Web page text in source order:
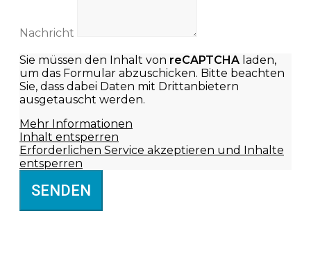
Nachricht
Sie müssen den Inhalt von reCAPTCHA laden,
um das Formular abzuschicken. Bitte beachten
Sie, dass dabei Daten mit Drittanbietern
ausgetauscht werden.
Mehr Informationen
Inhalt entsperren
Erforderlichen Service akzeptieren und Inhalte
entsperren
SENDEN